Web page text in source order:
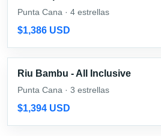
Punta Cana · 4 estrellas
$1,386 USD
Riu Bambu - All Inclusive
Punta Cana · 3 estrellas
$1,394 USD